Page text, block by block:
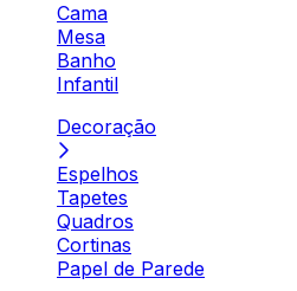
Cama
Mesa
Banho
Infantil
Decoração
Espelhos
Tapetes
Quadros
Cortinas
Papel de Parede